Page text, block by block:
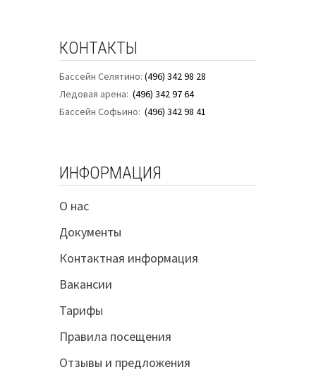
КОНТАКТЫ
Бассейн Селятино: (496) 342 98 28
Ледовая арена: (496) 342 97 64
Бассейн Софьино: (496) 342 98 41
ИНФОРМАЦИЯ
О нас
Документы
Контактная информация
Вакансии
Тарифы
Правила посещения
Отзывы и предложения